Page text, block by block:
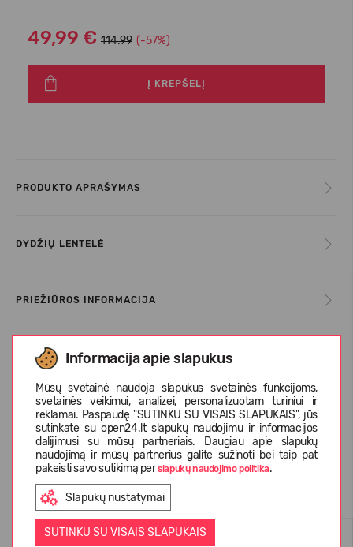
Informacija apie slapukus
Mūsų svetainė naudoja slapukus svetainės funkcijoms,
svetainės veikimui, analizei, personalizuotam turiniui ir
reklamai. Paspaudę "SUTINKU SU VISAIS SLAPUKAIS", jūs
sutinkate su open24.lt slapukų naudojimu ir informacijos
dalijimusi su mūsų partneriais. Daugiau apie slapukų
naudojimą ir mūsų partnerius galite sužinoti bei taip pat
pakeisti savo sutikimą perslapukų naudojimo politika.
Slapukų nustatymai
SUTINKU SU VISAIS SLAPUKAIS
49,99 € 114.99 (-57%)
Į KREPŠELĮ
PRODUKTO APRAŠYMAS
DYDŽIŲ LENTELĖ
PRIEŽIŪROS INFORMACIJA
APIE KEEN
KLIENTŲ ATSILIEPIMAI (0)
Panašios prekės
PERKAMIAUSIAS VASARAI